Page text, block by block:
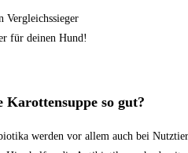
Vergleichssieger
für deinen Hund!
so gut?
werden vor allem auch bei